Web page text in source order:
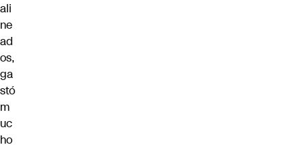
ali
ne
ad
os,
ga
stó
m
uc
ho